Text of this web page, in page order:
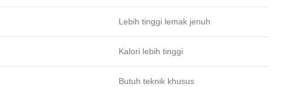
Lebih tinggi lemak jenuh
Kalori lebih tinggi
Butuh teknik khusus